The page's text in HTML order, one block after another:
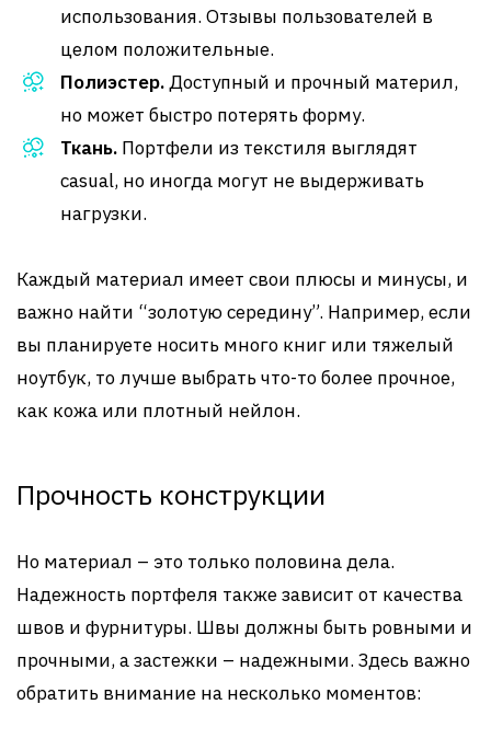
использования. Отзывы пользователей в
целом положительные.
Полиэстер.Доступный и прочный материл,
но может быстро потерять форму.
Ткань. Портфели из текстиля выглядят
casual, но иногда могут не выдерживать
нагрузки.
Каждый материал имеет свои плюсы и минусы, и
важно найти “золотую середину”. Например, если
вы планируете носить много книг или тяжелый
ноутбук, то лучше выбрать что-то более прочное,
как кожа или плотный нейлон.
Прочность конструкции
Но материал – это только половина дела.
Надежность портфеля также зависит от качества
швов и фурнитуры. Швы должны быть ровными и
прочными, а застежки – надежными. Здесь важно
обратить внимание на несколько моментов: